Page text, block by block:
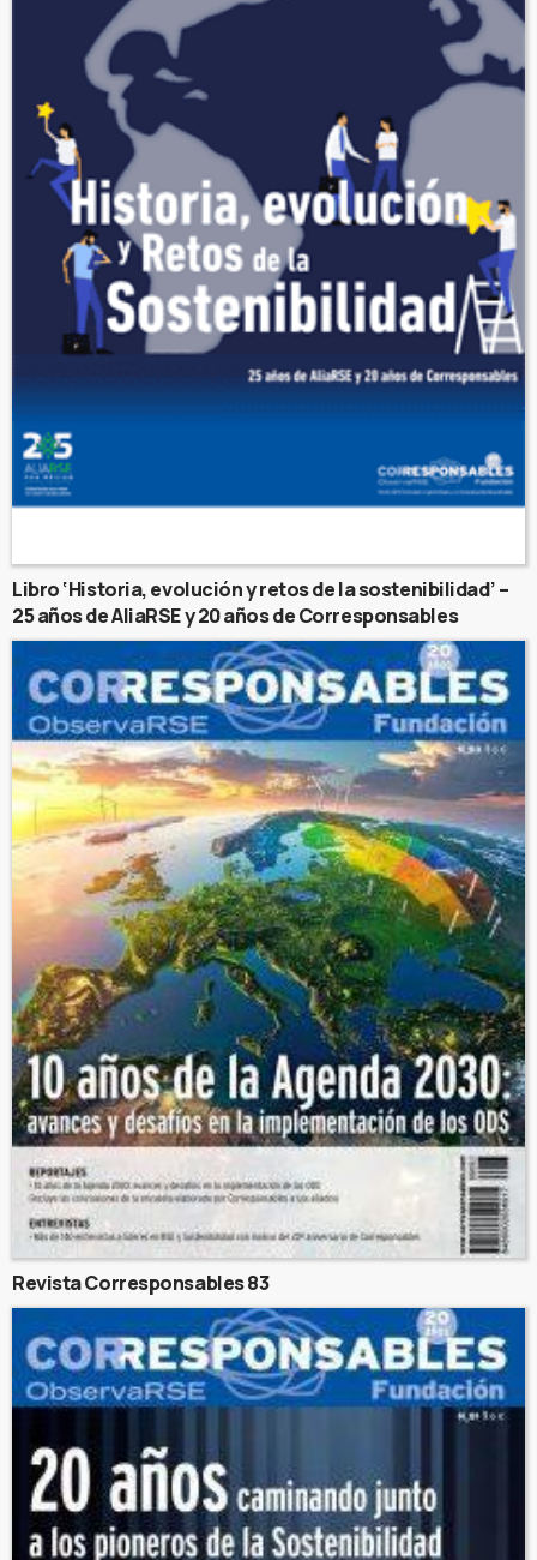
Libro ‘Historia, evolución y retos de la sostenibilidad’ –
25 años de AliaRSE y 20 años de Corresponsables
Revista Corresponsables 83